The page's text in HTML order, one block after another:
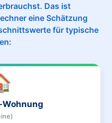
Das ist
eine Schätzung
für typische